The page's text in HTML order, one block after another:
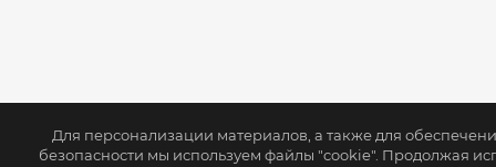
Для персонализации материалов, а также для
безопасности мы используем файлы "cookie". Продолжая